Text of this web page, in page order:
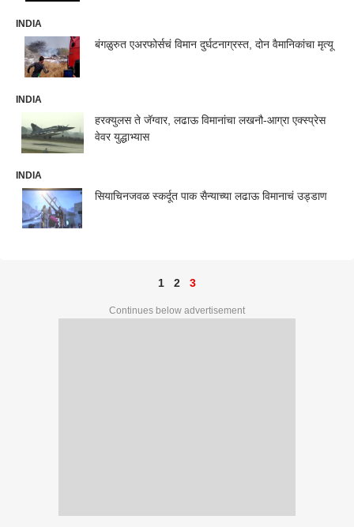
INDIA
बंगळुरुत एअरफोर्सचं विमान दुर्घटनाग्रस्त, दोन वैमानिकांचा मृत्यू
INDIA
हरक्युलस ते जॅग्वार, लढाऊ विमानांचा लखनौ-आग्रा एक्स्प्रेस
वेवर युद्धाभ्यास
INDIA
सियाचिनजवळ स्कर्दूत पाक सैन्याच्या लढाऊ विमानाचं उड्डाण
1 2 3
Continues below advertisement